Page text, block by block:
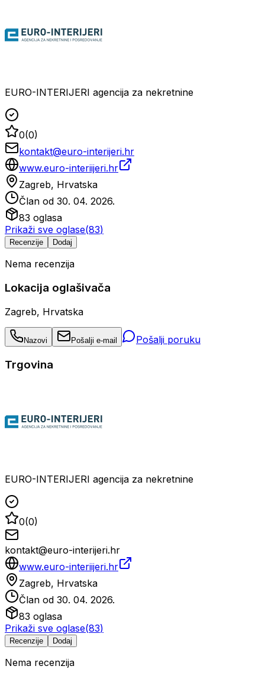
EURO-INTERIJERI agencija za nekretnine
0(0)
kontakt@euro-interijeri.hr
www.euro-interiijeri.hr
Zagreb, Hrvatska
Član od 30. 04. 2026.
83 oglasa
Prikaži sve oglase(83)
Recenzije Dodaj
Nema recenzija
Lokacija oglašivača
Zagreb, Hrvatska
Nazovi Pošalji e-mail Pošalji poruku
Trgovina
EURO-INTERIJERI agencija za nekretnine
0(0)
kontakt@euro-interijeri.hr
www.euro-interiijeri.hr
Zagreb, Hrvatska
Član od 30. 04. 2026.
83 oglasa
Prikaži sve oglase(83)
Recenzije Dodaj
Nema recenzija